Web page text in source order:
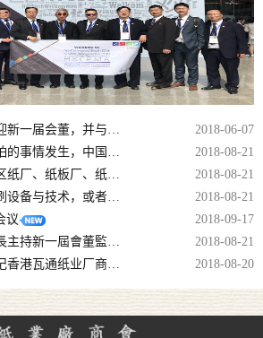
香港瓦通纸业厂商会迎新一届会董，并与中包联纸委会结战略合作伙伴！！
2018-06-07
【头条】贸易战最可怕的事情发生，中国拿美废再动刀，国废可能要涨上天！
2018-08-21
【头条】疯狂！多地区纸厂、纸板厂、纸箱厂纷纷发出5月涨价函！
2018-08-21
【头条】投资数字印刷设备与技术，或者至少准备投资，是避免落后的必要条件！
2018-08-21
议
2018-09-17
主禮嘉賓梁敬國副局長主持新一屆會董監誓儀式
2018-08-21
不畏酷暑交流学习，记香港瓦通纸业厂商会华东2日考察参观行
2018-08-20